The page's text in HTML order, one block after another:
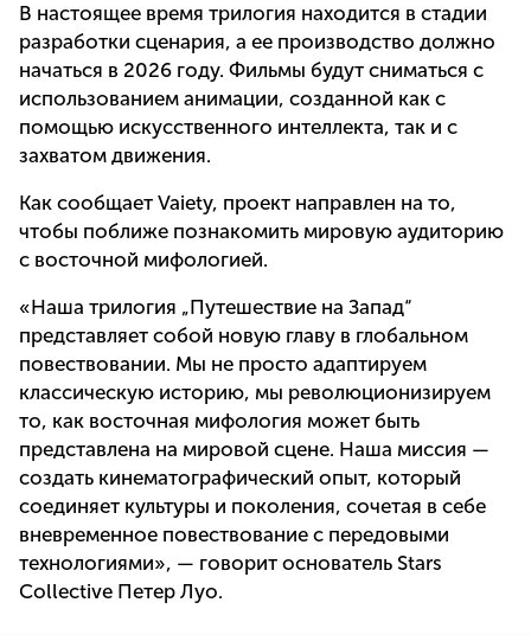
В настоящее время трилогия находится в стадии
разработки сценария, а ее производство должно
начаться в 2026 году. Фильмы будут сниматься с
использованием анимации, созданной как с
помощью искусственного интеллекта, так и с
захватом движения.
Как сообщает Vaiety, проект направлен ​​на то,
чтобы поближе познакомить мировую аудиторию
с восточной мифологией.
«Наша трилогия „Путешествие на Запад“
представляет собой новую главу в глобальном
повествовании. Мы не просто адаптируем
классическую историю, мы революционизируем
то, как восточная мифология может быть
представлена ​​на мировой сцене. Наша миссия —
создать кинематографический опыт, который
соединяет культуры и поколения, сочетая в себе
вневременное повествование с передовыми
технологиями», — говорит основатель Stars
Collective Петер Луо.